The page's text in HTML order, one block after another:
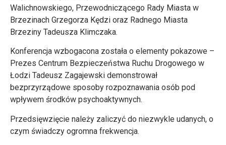
Walichnowskiego, Przewodniczącego Rady Miasta w
Brzezinach Grzegorza Kędzi oraz Radnego Miasta
Brzeziny Tadeusza Klimczaka.
Konferencja wzbogacona została o elementy pokazowe –
Prezes Centrum Bezpieczeństwa Ruchu Drogowego w
Łodzi Tadeusz Zagajewski demonstrował
bezprzyrządowe sposoby rozpoznawania osób pod
wpływem środków psychoaktywnych.
Przedsięwzięcie należy zaliczyć do niezwykle udanych, o
czym świadczy ogromna frekwencja.